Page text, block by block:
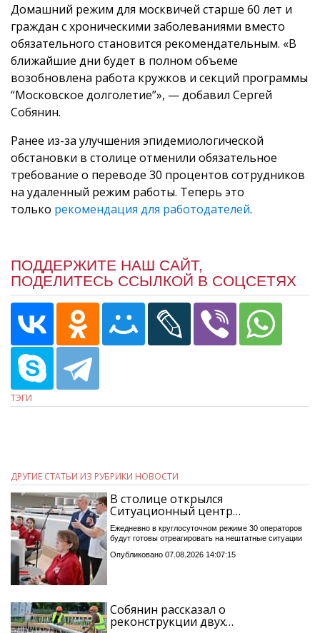
Домашний режим для москвичей старше 60 лет и
граждан с хроническими заболеваниями вместо
обязательного становится рекомендательным. «В
ближайшие дни будет в полном объеме
возобновлена работа кружков и секций программы
“Московское долголетие”», — добавил Сергей
Собянин.
Ранее из-за улучшения эпидемиологической
обстановки в столице отменили обязательное
требование о переводе 30 процентов сотрудников
на удаленный режим работы. Теперь это
только рекомендация для работодателей.
ПОДДЕРЖИТЕ НАШ САЙТ,
ПОДЕЛИТЕСЬ ССЫЛКОЙ В СОЦСЕТЯХ
ТЭГИ
ДРУГИЕ СТАТЬИ ИЗ РУБРИКИ НОВОСТИ
В столице открылся
Ситуационный центр…
Ежедневно в круглосуточном режиме 30 операторов
будут готовы отреагировать на нештатные ситуации
Опубликовано 07.08.2026 14:07:15
Собянин рассказал о
реконструкции двух…